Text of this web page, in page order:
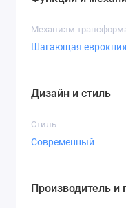
Механизм
Шагающая
Дизайн и стиль
Стиль
Современный
Производитель и